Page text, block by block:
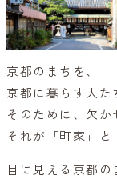
京都のまちを、
京都に暮らす人た
そのために、欠か
それが「町家」と
目に見える京都の